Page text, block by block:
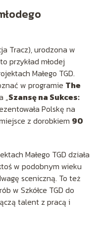
Tracz), urodzona w
przykład młodej
Małego TGD.
w programie The
„Szansę na Sukces:
Polskę na
z dorobkiem 90
Małego TGD działa
w podobnym wieku
sceniczną. To też
w Szkółce TGD do
talent z pracą i